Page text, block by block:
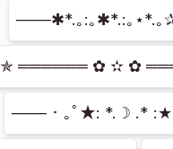
───✱*.｡:｡✱*.:｡⋆*.
✯ ══════ ✿ ✫ ✿
─── ･ ｡ﾟ★: *.☽ .*